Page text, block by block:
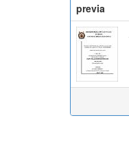
previa